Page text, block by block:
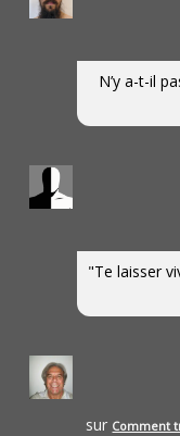
N’y a-t-il
"Te laisser
sur Comment